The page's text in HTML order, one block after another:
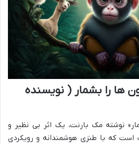
ها را بشمار ( نویسنده
نوشته مک بارنت، یک اثر بی نظیر و
است که با طنزی هوشمندانه و رویکردی